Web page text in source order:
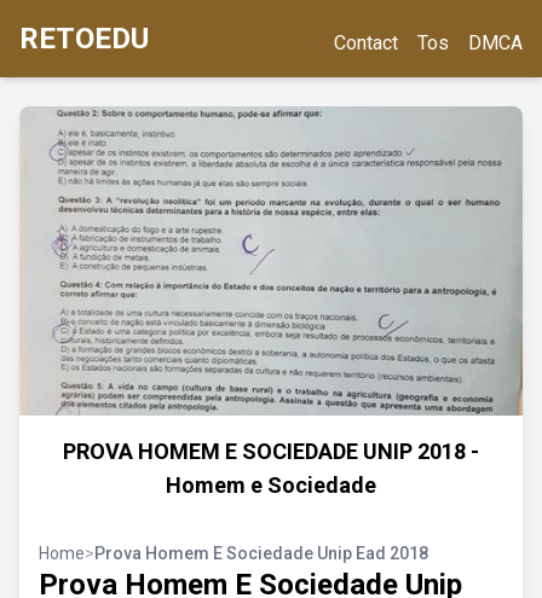
RETOEDU Contact Tos DMCA
PROVA HOMEM E SOCIEDADE UNIP 2018 -
Homem e Sociedade
Home>Prova Homem E Sociedade Unip Ead 2018
Prova Homem E Sociedade Unip